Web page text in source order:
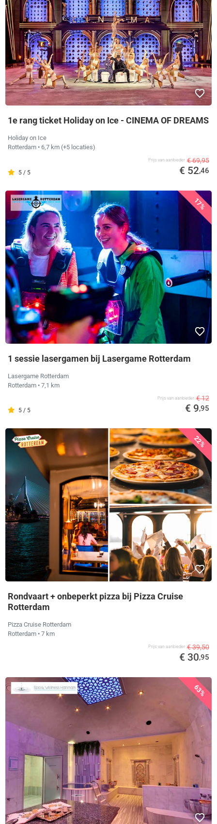
1e rang ticket Holiday on Ice - CINEMA OF DREAMS
Holiday on Ice
Rotterdam • 6,7 km (+5 locaties)
5 / 5
Prijs van aanbieder € 69,95
€ 52,46
17%
1 sessie lasergamen bij Lasergame Rotterdam
Lasergame Rotterdam
Rotterdam • 7,1 km
5 / 5
Prijs van aanbieder € 12
€ 9,95
22%
Rondvaart + onbeperkt pizza bij Pizza Cruise
Rotterdam
Pizza Cruise Rotterdam
Rotterdam • 7 km
Prijs van aanbieder € 39,50
€ 30,95
63%